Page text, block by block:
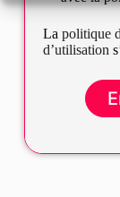
La politique
d’utilisation